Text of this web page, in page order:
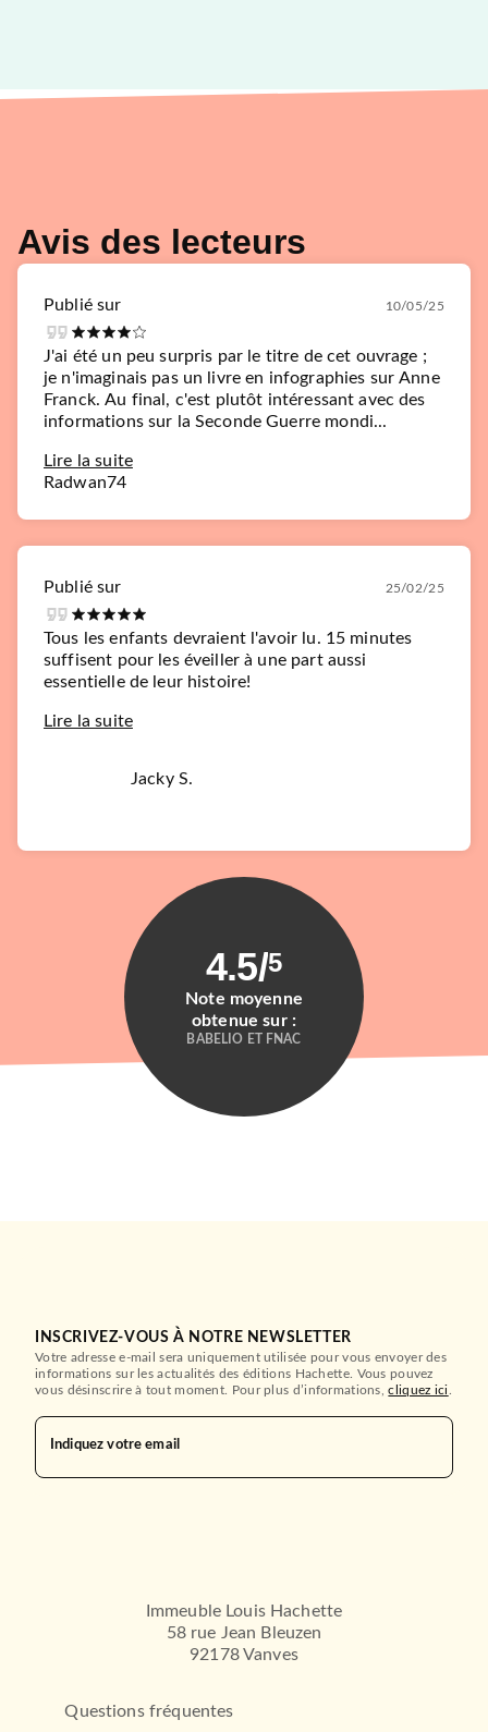
Avis des lecteurs
Publié sur 10/05/25
J'ai été un peu surpris par le titre de cet ouvrage ;
je n'imaginais pas un livre en infographies sur Anne
Franck. Au final, c'est plutôt intéressant avec des
informations sur la Seconde Guerre mondi...
Lire la suite
Radwan74
Publié sur 25/02/25
Tous les enfants devraient l'avoir lu. 15 minutes
suffisent pour les éveiller à une part aussi
essentielle de leur histoire!
Lire la suite
Jacky S.
4.5/5
Note moyenne
obtenue sur :
BABELIO ET FNAC
INSCRIVEZ-VOUS À NOTRE NEWSLETTER
Votre adresse e-mail sera uniquement utilisée pour vous envoyer des
informations sur les actualités des éditions Hachette. Vous pouvez
vous désinscrire à tout moment. Pour plus d’informations,cliquez ici
Indiquez votre email
Immeuble Louis Hachette
58 rue Jean Bleuzen
92178 Vanves
Questions fréquentes